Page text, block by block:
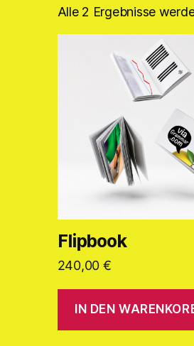
Alle 2 Ergebnisse
Flipbook
240,00 €
IN DEN